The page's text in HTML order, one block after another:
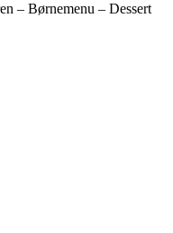
– Børnemenu – Dessert